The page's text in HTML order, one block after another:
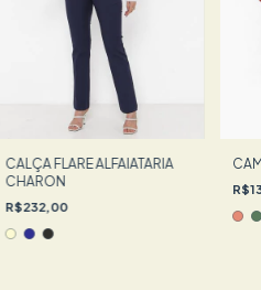
CALÇA FLARE ALFAIATARIA
CHARON
R$232,00